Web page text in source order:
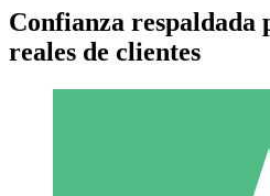
Confianza respaldada
reales de clientes